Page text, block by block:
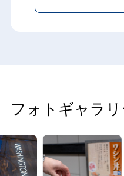
フォトギャラリ